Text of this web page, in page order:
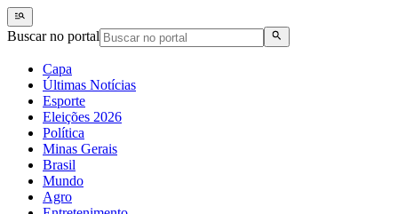
Buscar no portal
Capa
Últimas Notícias
Esporte
Eleições 2026
Política
Minas Gerais
Brasil
Mundo
Agro